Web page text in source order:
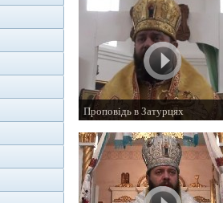
Проповідь в Затурцях